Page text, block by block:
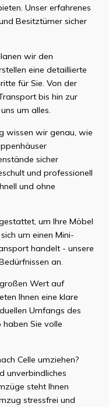
Unser erfahrenes
Besitztümer sicher
wir den
eine detaillierte
für Sie. Von der
bis hin zur
um alles.
wissen wir genau, wie
sicher
und professionell
und ohne
um Ihre Möbel
um einen Mini-
handelt - unsere
an.
Wert auf
Ihnen eine klare
Umfangs des
haben Sie volle
Celle umziehen?
unverbindliches
steht Ihnen
stressfrei und